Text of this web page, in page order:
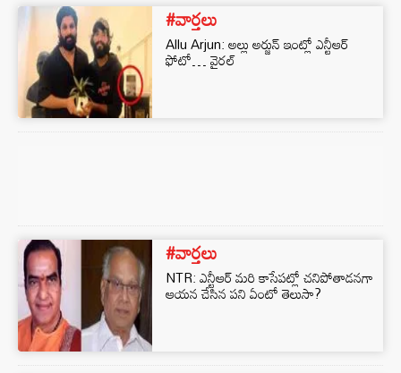
#వార్తలు
Allu Arjun: అల్లు అర్జున్ ఇంట్లో ఎన్టీఆర్
ఫోటో… వైరల్
#వార్తలు
NTR: ఎన్టీఆర్ మరి కాసేపట్లో చనిపోతాడనగా
ఆయన చేసిన పని ఏంటో తెలుసా?